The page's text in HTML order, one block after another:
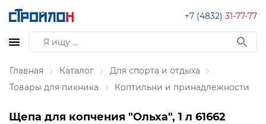
+7 (4832) 31-77-77
Главная Каталог
Для спорта и отдыха
Товары для пикника
Коптильни и принадлежности
Щепа для копчения "Ольха", 1 л 61662